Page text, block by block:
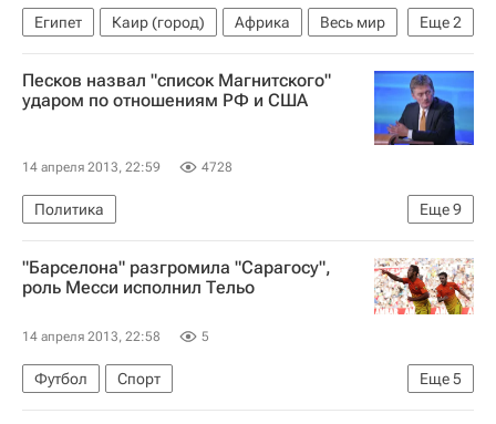
Еще2
Египет Каир (город) Африка
Весь мир
Хосни Мубарак
Судьба экс-президента Египта Хосни Мубарака
Песков назвал "список Магнитского"
ударом по отношениям РФ и США
14 апреля 2013, 22:59 4728
Еще9
Политика
Реакция России на публикацию списка Магнитского
США
Европа Америка
Весь мир
Соловьев Владимир (экономист)
"Барселона" разгромила "Сарагосу",
роль Месси исполнил Тельо
14 апреля 2013, 22:58 5
Еще5
Футбол
Спорт
Чемпионат Испании по футболу